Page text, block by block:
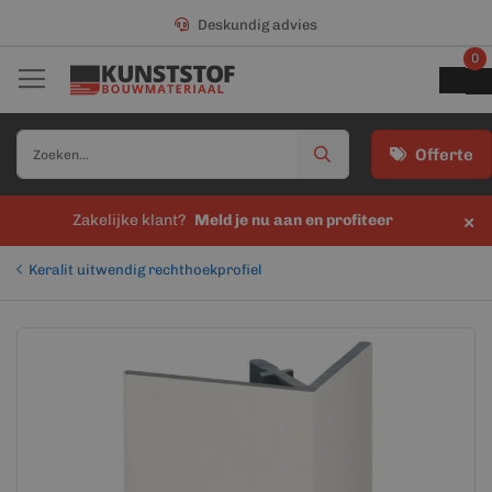
Deskundig advies
Offerte
0
Zakelijke klant? Meld je nu aan en profiteer ×
Keralit uitwendig rechthoekprofiel